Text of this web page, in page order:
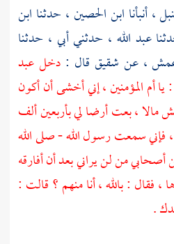
، أنبأنا ابن الحصين، حدثنا ابن
عبد الله ، حدثني أبي ، حدثنا
، عن شقيق قال : دخلعبد
يا أم المؤمنين ، إني أخشى أن أكون
مالا ، بعت أرضا لي بأربعين ألف
فإني سمعت رسول الله - صلى الله
من لن يراني بعد أن أفارقه
، فقال : بالله ، أنا منهم ؟ قالت :
.